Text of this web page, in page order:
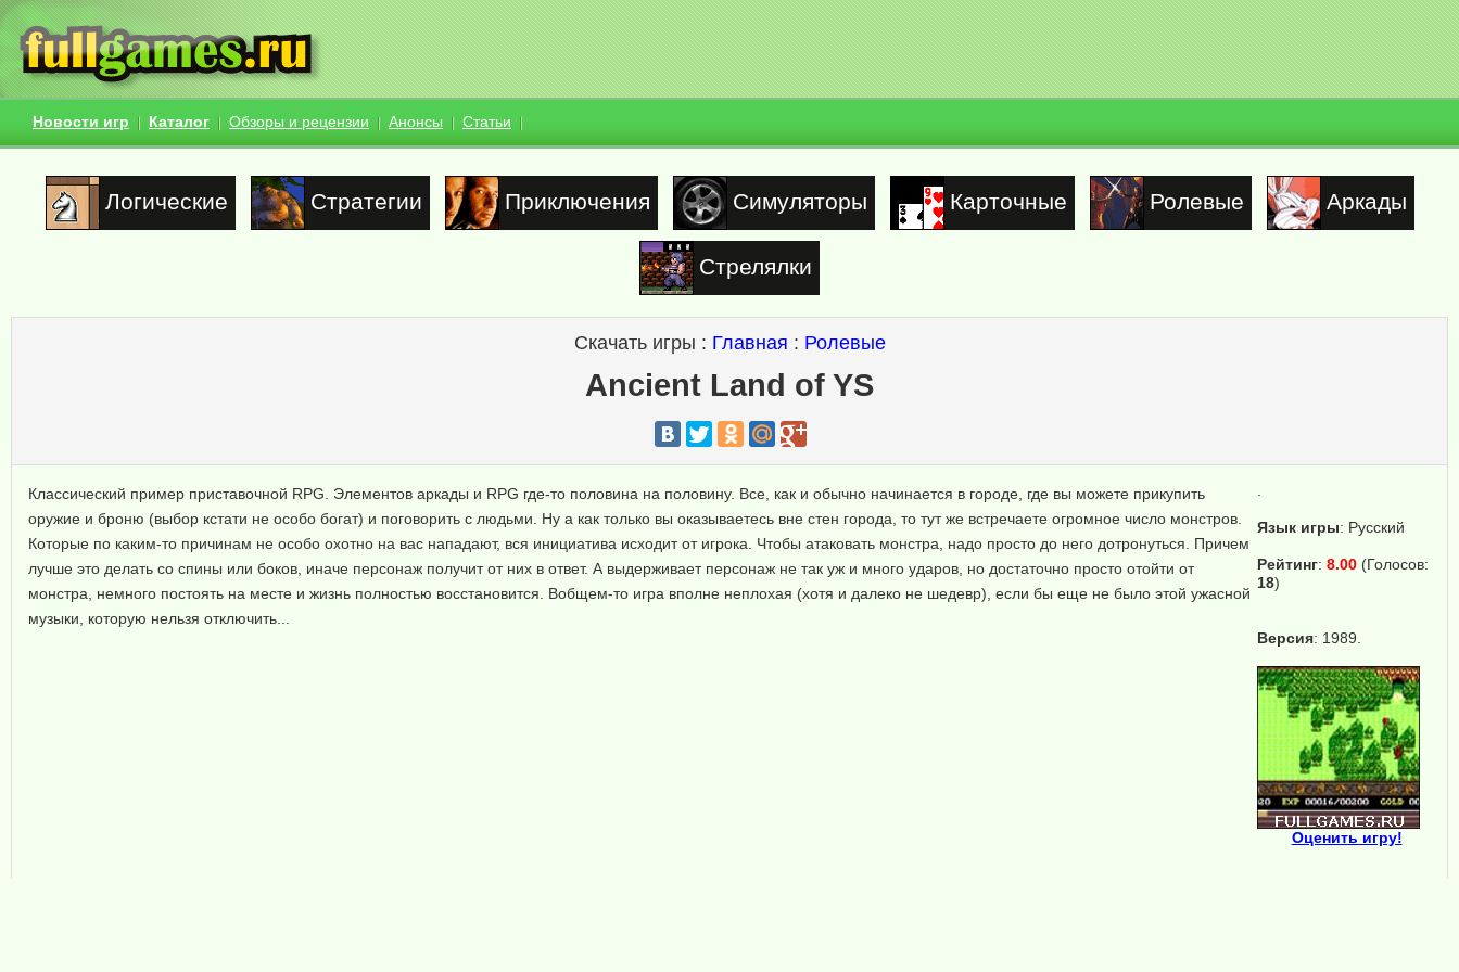
Новости игр Каталог Обзоры и рецензии Анонсы Статьи
Логические Стратегии Приключения Симуляторы Карточные Ролевые Аркады
Стрелялки
Скачать игры : Главная : Ролевые
Ancient Land of YS
Язык игры: Русский
Рейтинг: 8.00 (Голосов:
18)
Версия: 1989.
Оценить игру!
Классический пример приставочной RPG. Элементов аркады и RPG где-то половина на половину. Все, как и обычно начинается в городе, где вы можете прикупить
оружие и броню (выбор кстати не особо богат) и поговорить с людьми. Ну а как только вы оказываетесь вне стен города, то тут же встречаете огромное число монстров.
Которые по каким-то причинам не особо охотно на вас нападают, вся инициатива исходит от игрока. Чтобы атаковать монстра, надо просто до него дотронуться. Причем
лучше это делать со спины или боков, иначе персонаж получит от них в ответ. А выдерживает персонаж не так уж и много ударов, но достаточно просто отойти от
монстра, немного постоять на месте и жизнь полностью восстановится. Вобщем-то игра вполне неплохая (хотя и далеко не шедевр), если бы еще не было этой ужасной
музыки, которую нельзя отключить...